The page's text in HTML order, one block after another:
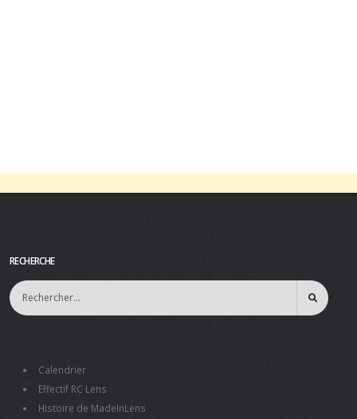
RECHERCHE
Calendrier
Effectif RC Lens
Histoire de MadeInLens